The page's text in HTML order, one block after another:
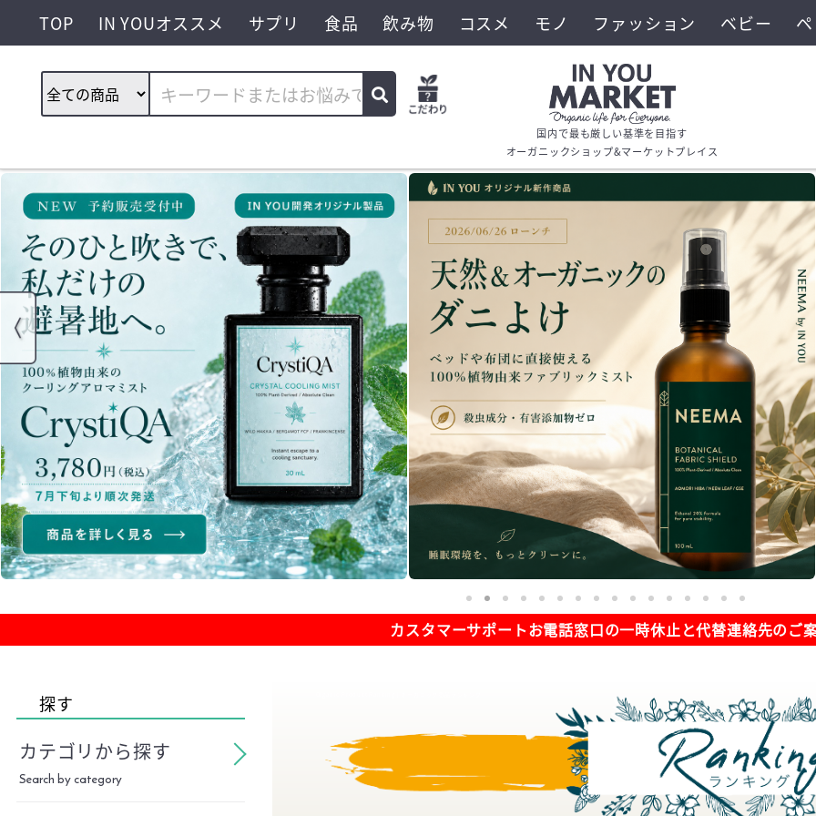
TOP IN YOUオススメ サプリ 食品 飲み物 コスメ モノ ファッション ベビー
国内で最も厳しい基準を目指す
オーガニックショップ&マーケットプレイス
カスタマーサポートお電話窓口の一時休止と代替連絡先のご
探す
カテゴリから探す
Search by category